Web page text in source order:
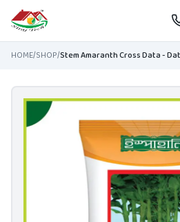
Skip to main content
HOME/SHOP/